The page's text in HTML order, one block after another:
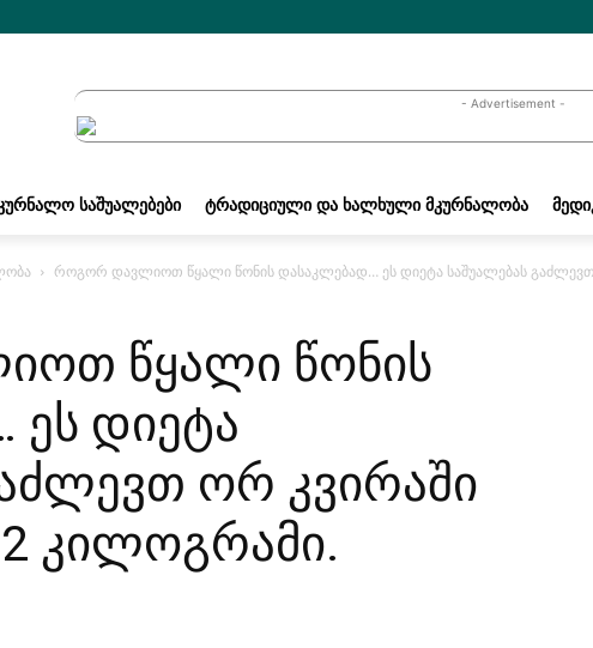
- Advertisement -
ᲡᲐᲨᲣᲐᲚᲔᲑᲔᲑᲘ ᲢᲠᲐᲓᲘᲪᲘᲣᲚᲘ ᲓᲐ ᲮᲐᲚᲮᲣᲚᲘ ᲛᲙᲣᲠᲜᲐᲚᲝᲑᲐ
როგორ დავლიოთ წყალი წონის დასაკლებად… ეს დიეტა საშუალებას
წყალი წონის
დიეტა
ორ კვირაში
კილოგრამი.